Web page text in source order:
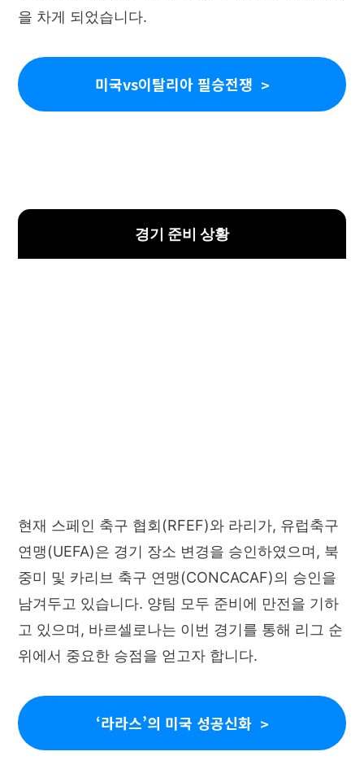
을 차게 되었습니다.
미국vs이탈리아 필승전쟁
경기 준비 상황
현재 스페인 축구 협회(RFEF)와 라리가, 유럽축구
연맹(UEFA)은 경기 장소 변경을 승인하였으며, 북
중미 및 카리브 축구 연맹(CONCACAF)의 승인을
남겨두고 있습니다. 양팀 모두 준비에 만전을 기하
고 있으며, 바르셀로나는 이번 경기를 통해 리그 순
위에서 중요한 승점을 얻고자 합니다.
‘라라스’의 미국 성공신화